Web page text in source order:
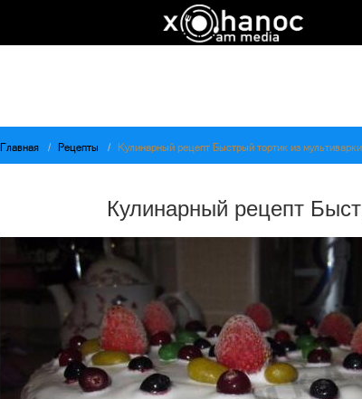
Главная Рецепты Кулинарный рецепт Быстрый тортик из мультиварки
Кулинарный рецепт